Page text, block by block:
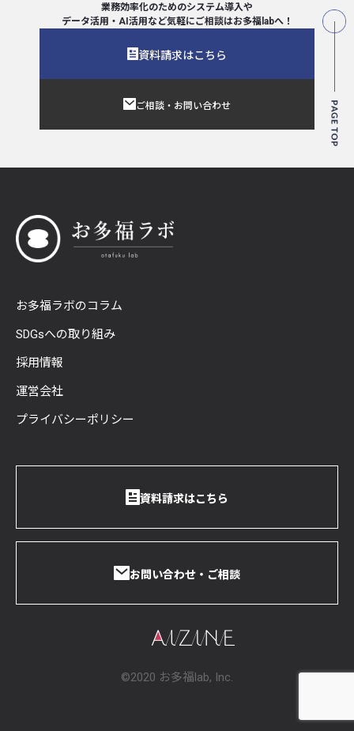
業務効率化のためのシステム導入や
データ活用・AI活用など気軽にご相談はお多福labへ！
資料請求はこちら
ご相談・お問い合わせ
お多福ラボのコラム
SDGsへの取り組み
採用情報
運営会社
プライバシーポリシー
資料請求はこちら
お問い合わせ・ご相談
©2020 お多福lab, Inc.